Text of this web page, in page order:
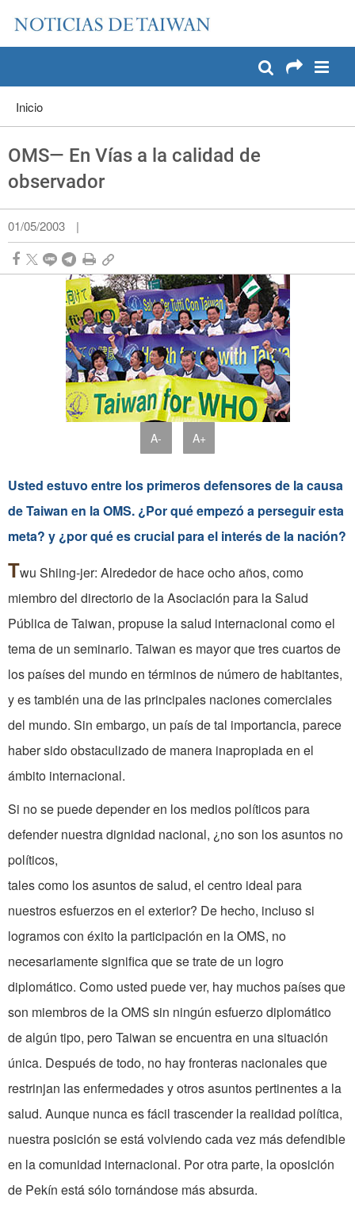
Pase a contenido principal
Inicio
OMS— En Vías a la calidad de
observador
01/05/2003 |
A- A+
Usted estuvo entre los primeros defensores de la causa
de Taiwan en la OMS. ¿Por qué empezó a perseguir esta
meta? y ¿por qué es crucial para el interés de la nación?
Twu Shiing-jer: Alrededor de hace ocho años, como
miembro del directorio de la Asociación para la Salud
Pública de Taiwan, propuse la salud internacional como el
tema de un seminario. Taiwan es mayor que tres cuartos de
los países del mundo en términos de número de habitantes,
y es también una de las principales naciones comerciales
del mundo. Sin embargo, un país de tal importancia, parece
haber sido obstaculizado de manera inapropiada en el
ámbito internacional.
Si no se puede depender en los medios políticos para
defender nuestra dignidad nacional, ¿no son los asuntos no
políticos,
tales como los asuntos de salud, el centro ideal para
nuestros esfuerzos en el exterior? De hecho, incluso si
logramos con éxito la participación en la OMS, no
necesariamente significa que se trate de un logro
diplomático. Como usted puede ver, hay muchos países que
son miembros de la OMS sin ningún esfuerzo diplomático
de algún tipo, pero Taiwan se encuentra en una situación
única. Después de todo, no hay fronteras nacionales que
restrinjan las enfermedades y otros asuntos pertinentes a la
salud. Aunque nunca es fácil trascender la realidad política,
nuestra posición se está volviendo cada vez más defendible
en la comunidad internacional. Por otra parte, la oposición
de Pekín está sólo tornándose más absurda.